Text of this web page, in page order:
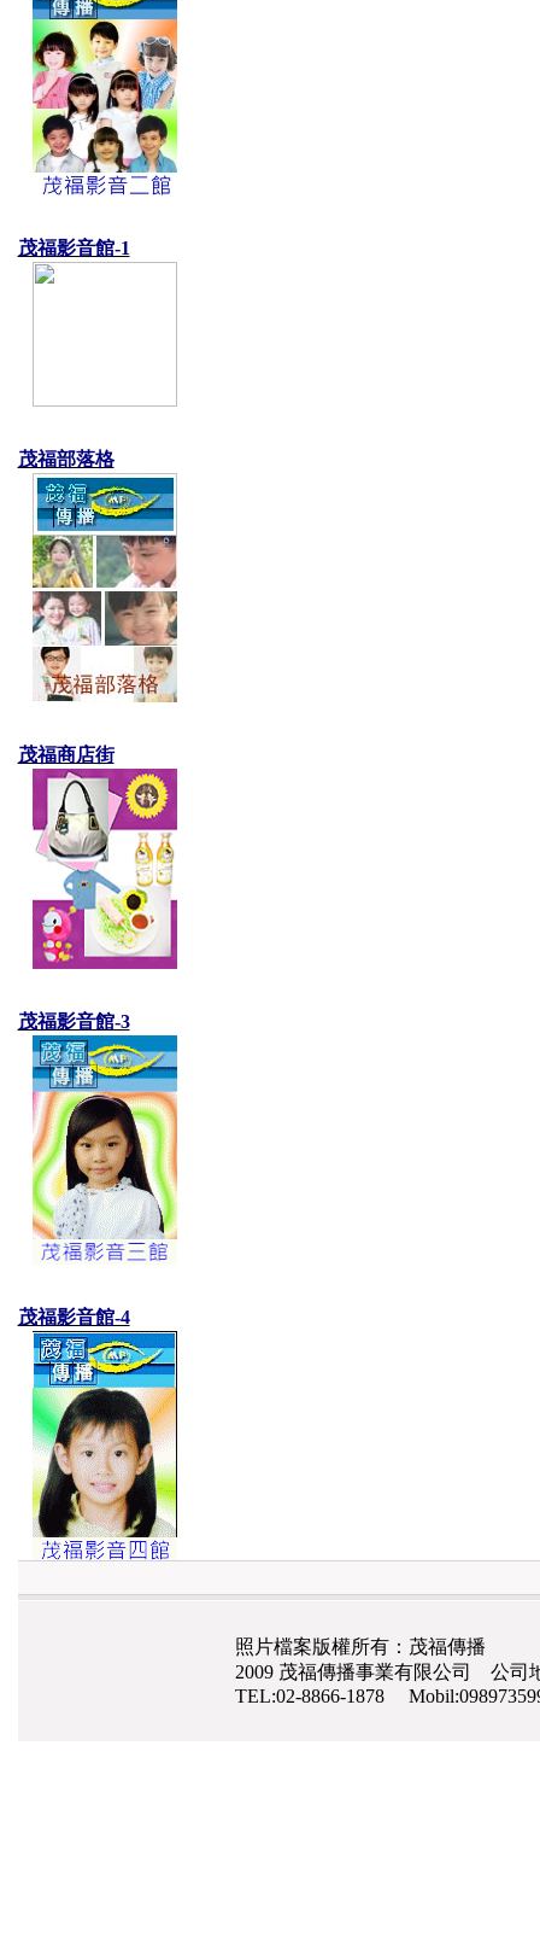
茂福影音館-1
茂福部落格
茂福商店街
茂福影音館-3
茂福影音館-4
照片檔案版權所有：茂福傳播
2009 茂福傳播事業有限公司 公司
TEL:02-8866-1878